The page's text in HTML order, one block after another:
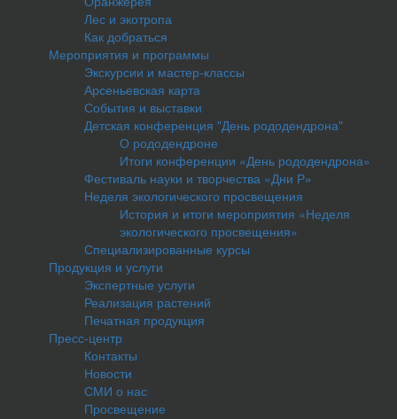
Лес и экотропа
Как добраться
Мероприятия и программы
Экскурсии и мастер-классы
Арсеньевская карта
События и выставки
Детская конференция "День рододендрона"
О рододендроне
Итоги конференции «День рододендрона»
Фестиваль науки и творчества «Дни Р»
Неделя экологического просвещения
История и итоги мероприятия «Неделя
экологического просвещения»
Специализированные курсы
Продукция и услуги
Экспертные услуги
Реализация растений
Печатная продукция
Пресс-центр
Контакты
Новости
СМИ о нас
Просвещение